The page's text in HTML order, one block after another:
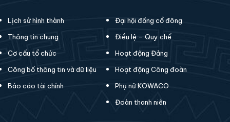
Lịch sử hình thành
Thông tin chung
Cơ cấu tổ chức
Công bố thông tin và dữ liệu
Báo cáo tài chính
Đại hội đồng cổ đông
Điều lệ – Quy chế
Hoạt động Đảng
Hoạt động Công đoàn
Phụ nữ KOWACO
Đoàn thanh niên